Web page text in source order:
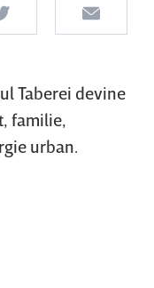
Taberei devine
familie,
urban.